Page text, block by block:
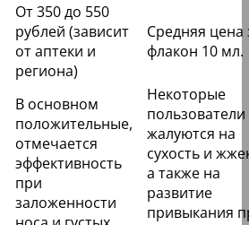
От 350 до 550
рублей (зависит
от аптеки и
региона)
Средняя цена
флакон 10 мл.
В основном
положительные,
отмечается
эффективность
при
заложенности
Некоторые
пользователи
жалуются на
сухость и
а также на
развитие
привыкания